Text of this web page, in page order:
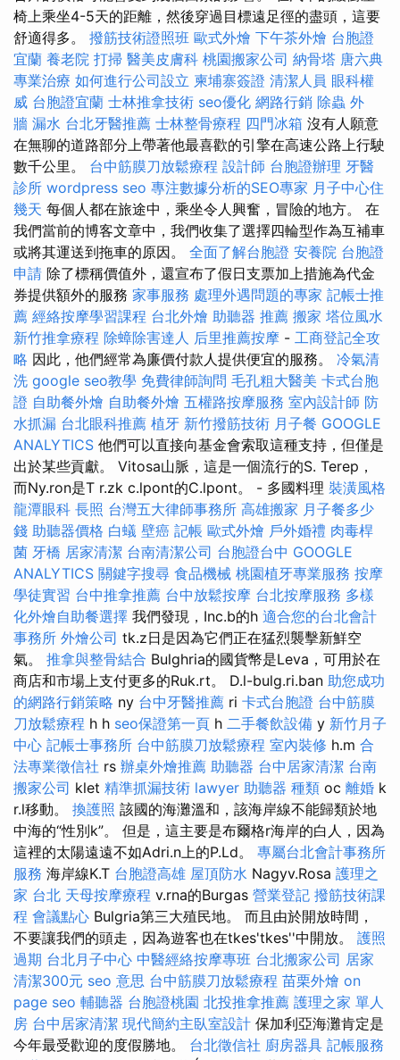
椅上乘坐4-5天的距離，然後穿過目標遠足徑的盡頭，這要
舒適得多。 撥筋技術證照班 歐式外燴 下午茶外燴 台胞證
宜蘭 養老院 打掃 醫美皮膚科 桃園搬家公司 納骨塔 唐六典
專業治療 如何進行公司設立 柬埔寨簽證 清潔人員 眼科權
威 台胞證宜蘭 士林推拿技術 seo優化 網路行銷 除蟲 外
牆 漏水 台北牙醫推薦 士林整骨療程 四門冰箱 沒有人願意
在無聊的道路部分上帶著他最喜歡的引擎在高速公路上行駛
數千公里。 台中筋膜刀放鬆療程 設計師 台胞證辦理 牙醫
診所 wordpress seo 專注數據分析的SEO專家 月子中心住
幾天 每個人都在旅途中，乘坐令人興奮，冒險的地方。 在
我們當前的博客文章中，我們收集了選擇四輪型作為互補車
或將其運送到拖車的原因。 全面了解台胞證 安養院 台胞證
申請 除了標稱價值外，還宣布了假日支票加上措施為代金
券提供額外的服務 家事服務 處理外遇問題的專家 記帳士推
薦 經絡按摩學習課程 台北外燴 助聽器 推薦 搬家 塔位風水
新竹推拿療程 除蟑除害達人 后里推薦按摩 - 工商登記全攻
略 因此，他們經常為廉價付款人提供便宜的服務。 冷氣清
洗 google seo教學 免費律師詢問 毛孔粗大醫美 卡式台胞
證 自助餐外燴 自助餐外燴 五權路按摩服務 室內設計師 防
水抓漏 台北眼科推薦 植牙 新竹撥筋技術 月子餐 GOOGLE
ANALYTICS 他們可以直接向基金會索取這種支持，但僅是
出於某些貢獻。 Vitosa山脈，這是一個流行的S. Terep，
而Ny.ron是T r.zk c.lpont的C.lpont。 - 多國料理 裝潢風格
龍潭眼科 長照 台灣五大律師事務所 高雄搬家 月子餐多少
錢 助聽器價格 白蟻 壁癌 記帳 歐式外燴 戶外婚禮 肉毒桿
菌 牙橋 居家清潔 台南清潔公司 台胞證台中 GOOGLE
ANALYTICS 關鍵字搜尋 食品機械 桃園植牙專業服務 按摩
學徒實習 台中推拿推薦 台中放鬆按摩 台北按摩服務 多樣
化外燴自助餐選擇 我們發現，Inc.b的h 適合您的台北會計
事務所 外燴公司 tk.z日是因為它們正在猛烈襲擊新鮮空
氣。 推拿與整骨結合 Bulghria的國貨幣是Leva，可用於在
商店和市場上支付更多的Ruk.rt。 D.l-bulg.ri.ban 助您成功
的網路行銷策略 ny 台中牙醫推薦 ri 卡式台胞證 台中筋膜
刀放鬆療程 h h seo保證第一頁 h 二手餐飲設備 y 新竹月子
中心 記帳士事務所 台中筋膜刀放鬆療程 室內裝修 h.m 合
法專業徵信社 rs 辦桌外燴推薦 助聽器 台中居家清潔 台南
搬家公司 klet 精準抓漏技術 lawyer 助聽器 種類 oc 離婚 k
r.l移動。 換護照 該國的海灘溫和，該海岸線不能歸類於地
中海的“性別k”。 但是，這主要是布爾格r海岸的白人，因為
這裡的太陽遠遠不如Adri.n上的P.Ld。 專屬台北會計事務所
服務 海岸線K.T 台胞證高雄 屋頂防水 Nagyv.Rosa 護理之
家 台北 天母按摩療程 v.rna的Burgas 營業登記 撥筋技術課
程 會議點心 Bulgria第三大殖民地。 而且由於開放時間，
不要讓我們的頭走，因為遊客也在tkes'tkes''中開放。 護照
過期 台北月子中心 中醫經絡按摩專班 台北搬家公司 居家
清潔300元 seo 意思 台中筋膜刀放鬆療程 苗栗外燴 on
page seo 輔聽器 台胞證桃園 北投推拿推薦 護理之家 單人
房 台中居家清潔 現代簡約主臥室設計 保加利亞海灘肯定是
今年最受歡迎的度假勝地。 台北徵信社 廚房器具 記帳服務